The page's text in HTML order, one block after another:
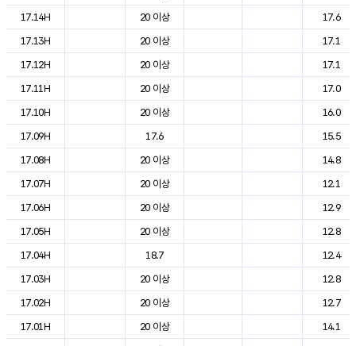
17.14H
20 이상
17.6
17.13H
20 이상
17.1
17.12H
20 이상
17.1
17.11H
20 이상
17.0
17.10H
20 이상
16.0
17.09H
17.6
15.5
17.08H
20 이상
14.8
17.07H
20 이상
12.1
17.06H
20 이상
12.9
17.05H
20 이상
12.8
17.04H
18.7
12.4
17.03H
20 이상
12.8
17.02H
20 이상
12.7
17.01H
20 이상
14.1